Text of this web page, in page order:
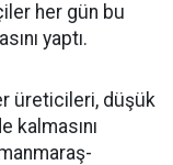
her gün bu
yaptı.
üreticileri, düşük
kalmasını